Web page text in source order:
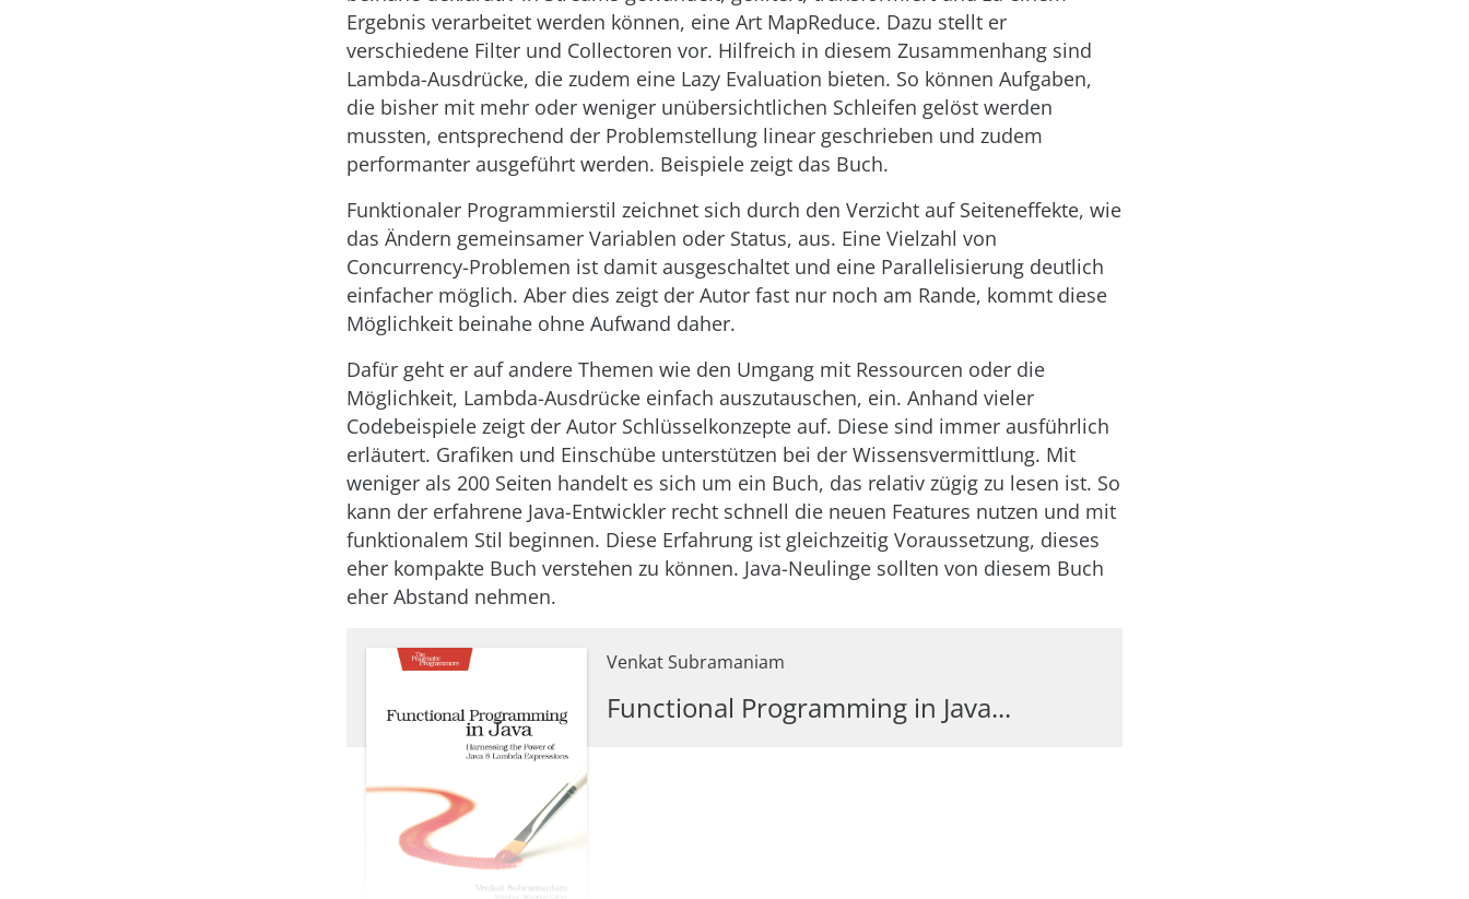
Ergebnis verarbeitet werden können, eine Art MapRe­duce. Dazu stellt er
verschiedene Filter und Collectoren vor. Hilfreich in diesem Zusammenhang sind
Lambda-Ausdrücke, die zudem eine Lazy Evaluation bieten. So können Aufgaben,
die bisher mit mehr oder weniger unübersichtlichen Schleifen gelöst werden
mussten, entsprechend der Problemstellung linear geschrieben und zudem
performanter ausgeführt werden. Beispiele zeigt das Buch.
Funktionaler Programmierstil zeichnet sich durch den Verzicht auf Seiteneffekte, wie
das Ändern gemeinsamer Variablen oder Status, aus. Eine Vielzahl von
Concurrency-Problemen ist damit ausgeschaltet und eine Parallelisierung deutlich
einfacher möglich. Aber dies zeigt der Autor fast nur noch am Rande, kommt diese
Möglichkeit beinahe ohne Aufwand daher.
Dafür geht er auf andere Themen wie den Umgang mit Ressourcen oder die
Möglichkeit, Lambda-Ausdrücke einfach auszutauschen, ein. Anhand vieler
Codebeispiele zeigt der Autor Schlüsselkonzepte auf. Diese sind immer ausführlich
erläutert. Grafiken und Einschübe unterstützen bei der Wissensvermittlung. Mit
weniger als 200 Seiten handelt es sich um ein Buch, das relativ zügig zu lesen ist. So
kann der erfahrene Java-Entwickler recht schnell die neuen Features nutzen und mit
funktionalem Stil beginnen. Diese Erfahrung ist gleichzeitig Voraussetzung, dieses
eher kompakte Buch verstehen zu können. Java-Neulinge sollten von diesem Buch
eher Abstand nehmen.
Venkat Subramaniam
Functional Programming in Java...